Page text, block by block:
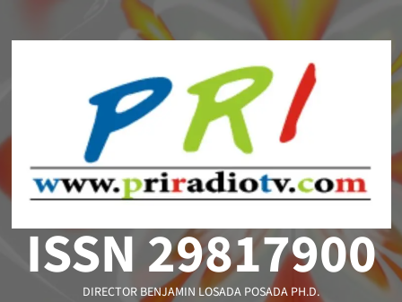
ISSN 29817900
DIRECTOR BENJAMIN LOSADA POSADA PH.D.